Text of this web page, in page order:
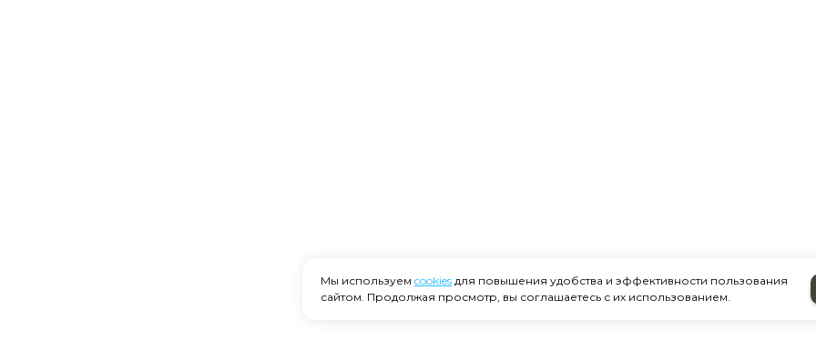
Мы используем cookies для повышения удобства и эффективности пользования
сайтом. Продолжая просмотр, вы соглашаетесь с их использованием.